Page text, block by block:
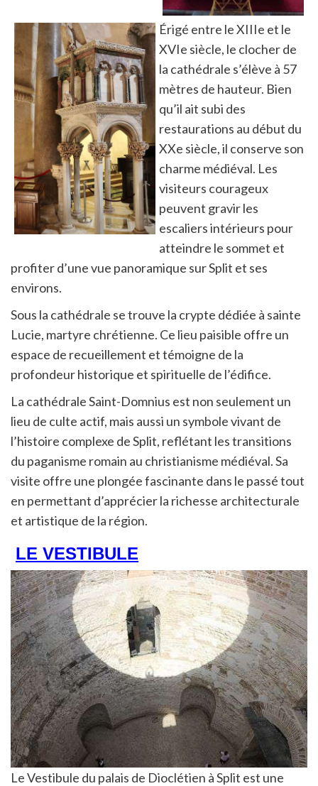
Érigé entre le XIIIe et le
XVIe siècle, le clocher de
la cathédrale s’élève à 57
mètres de hauteur. Bien
qu’il ait subi des
restaurations au début du
XXe siècle, il conserve son
charme médiéval. Les
visiteurs courageux
peuvent gravir les
escaliers intérieurs pour
atteindre le sommet et
profiter d’une vue panoramique sur Split et ses
environs.
Sous la cathédrale se trouve la crypte dédiée à sainte
Lucie, martyre chrétienne. Ce lieu paisible offre un
espace de recueillement et témoigne de la
profondeur historique et spirituelle de l’édifice.
La cathédrale Saint-Domnius est non seulement un
lieu de culte actif, mais aussi un symbole vivant de
l’histoire complexe de Split, reflétant les transitions
du paganisme romain au christianisme médiéval. Sa
visite offre une plongée fascinante dans le passé tout
en permettant d’apprécier la richesse architecturale
et artistique de la région.
LE VESTIBULE
Le Vestibule du palais de Dioclétien à Split est une